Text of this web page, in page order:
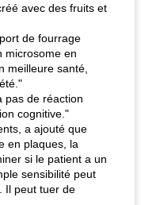
jopp joes
avec des fruits et
de fourrage
microsome en
meilleure santé,
pas de réaction
cognitive."
a ajouté que
en plaques, la
si le patient a un
sensibilité peut
Il peut tuer de